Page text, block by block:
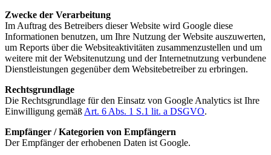
Zwecke der Verarbeitung
Im Auftrag des Betreibers dieser Website wird Google diese
Informationen benutzen, um Ihre Nutzung der Website auszuwerten,
um Reports über die Websiteaktivitäten zusammenzustellen und um
weitere mit der Websitenutzung und der Internetnutzung verbundene
Dienstleistungen gegenüber dem Websitebetreiber zu erbringen.
Rechtsgrundlage
Die Rechtsgrundlage für den Einsatz von Google Analytics ist Ihre
Einwilligung gemäß Art. 6 Abs. 1 S.1 lit. a DSGVO.
Empfänger / Kategorien von Empfängern
Der Empfänger der erhobenen Daten ist Google.